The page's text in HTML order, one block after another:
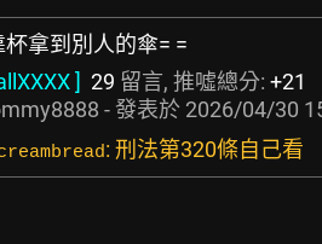
杯拿到別人的傘= =
] 29 留言, 推噓總分: +21
- 發表於 2026/04/30
: 刑法第320條自己看